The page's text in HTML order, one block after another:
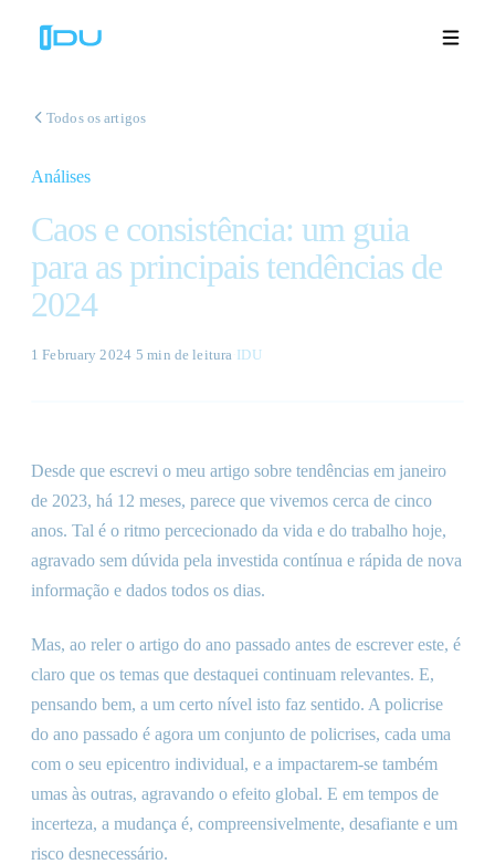
Soluções
Plataforma
Sucesso global
Recursos
Demonstrações
Todos os artigos
Análises
Caos e consistência: um guia
para as principais tendências de
2024
1 February 2024·5 min de leitura IDU
Desde que escrevi o meu artigo sobre tendências em janeiro
de 2023, há 12 meses, parece que vivemos cerca de cinco
anos. Tal é o ritmo percecionado da vida e do trabalho hoje,
agravado sem dúvida pela investida contínua e rápida de nova
informação e dados todos os dias.
Mas, ao reler o artigo do ano passado antes de escrever este, é
claro que os temas que destaquei continuam relevantes. E,
pensando bem, a um certo nível isto faz sentido. A policrise
do ano passado é agora um conjunto de policrises, cada uma
com o seu epicentro individual, e a impactarem-se também
umas às outras, agravando o efeito global. E em tempos de
incerteza, a mudança é, compreensivelmente, desafiante e um
risco desnecessário.